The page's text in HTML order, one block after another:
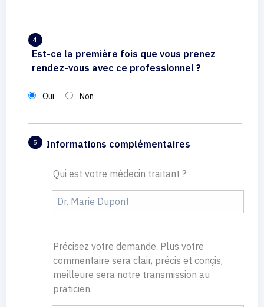
4
Est-ce la première fois que vous prenez
rendez-vous avec ce professionnel ?
Oui Non
5 Informations complémentaires
Qui est votre médecin traitant ?
Précisez votre demande. Plus votre
commentaire sera clair, précis et conçis,
meilleure sera notre transmission au
praticien.